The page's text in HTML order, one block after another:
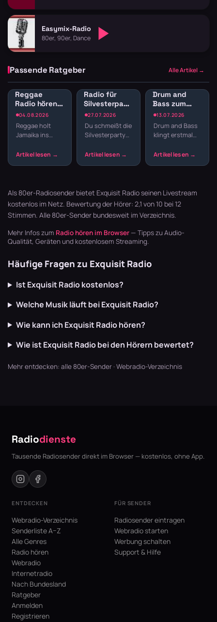
Easymix-Radio
80er, 90er, Dance
Passende Ratgeber Alle Artikel →
04.08.2026
Reggae
Radio hören:
Jamaican
Vibes und
Dancehall
Reggae holt
Jamaika ins
Der entspannte
schaffen U…
27.07.2026
Radio für
Silvesterparty:
Die besten
Sender für
den
Jahreswechsel
Du schmeißt die
Silvesterparty
den ganzen
läuft dur…
13.07.2026
Drum and
Bass zum
Lernen:
Konzentration
durch
schnelle
Drum and Bass
klingt erstmal
nicht nach
Breaks oh…
Als 80er-Radiosender bietet Exquisit Radio seinen Livestream
kostenlos im Netz. Bewertung der Hörer: 2,1 von 10 bei 12
Stimmen. Alle 80er-Sender bundesweit im Verzeichnis.
Mehr Infos zum Radio hören im Browser — Tipps zu Audio-
Qualität, Geräten und kostenlosem Streaming.
Häufige Fragen zu Exquisit Radio
Ist Exquisit Radio kostenlos?
Welche Musik läuft bei Exquisit Radio?
Wie kann ich Exquisit Radio hören?
Wie ist Exquisit Radio bei den Hörern bewertet?
Mehr entdecken: alle 80er-Sender · Webradio-Verzeichnis
Radiodienste
Tausende Radiosender direkt im Browser — kostenlos, ohne App.
ENTDECKEN
Webradio-Verzeichnis
Senderliste A–Z
Alle Genres
Radio hören
Webradio
Internetradio
Nach Bundesland
Ratgeber
Anmelden
Registrieren
FÜR SENDER
Radiosender eintragen
Webradio starten
Werbung schalten
Support & Hilfe